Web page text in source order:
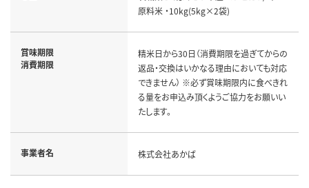
原料米 ・10kg(5kg×2袋)
賞味期限
消費期限
精米日から30日（消費期限を過ぎてからの
返品・交換はいかなる理由においても対応
できません） ※必ず賞味期限内に食べきれ
る量をお申込み頂くようご協力をお願いい
たします。
事業者名 株式会社あかば